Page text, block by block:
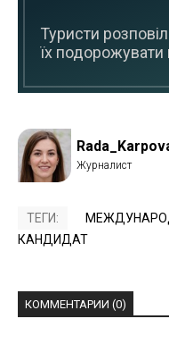
Туристи
їх подорожувати
ТЕГИ:
КАНДИДАТ
КОММЕНТАРИИ (0)